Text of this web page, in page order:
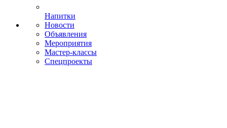
Напитки
Новости
Объявления
Мероприятия
Мастер-классы
Спецпроекты